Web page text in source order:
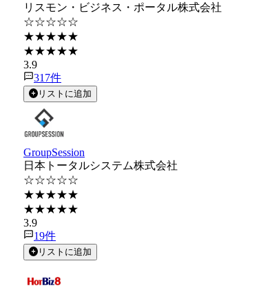
リスモン・ビジネス・ポータル株式会社
☆☆☆☆☆
★★★★★
★★★★★
3.9
317件
リストに追加
GroupSession
日本トータルシステム株式会社
☆☆☆☆☆
★★★★★
★★★★★
3.9
19件
リストに追加